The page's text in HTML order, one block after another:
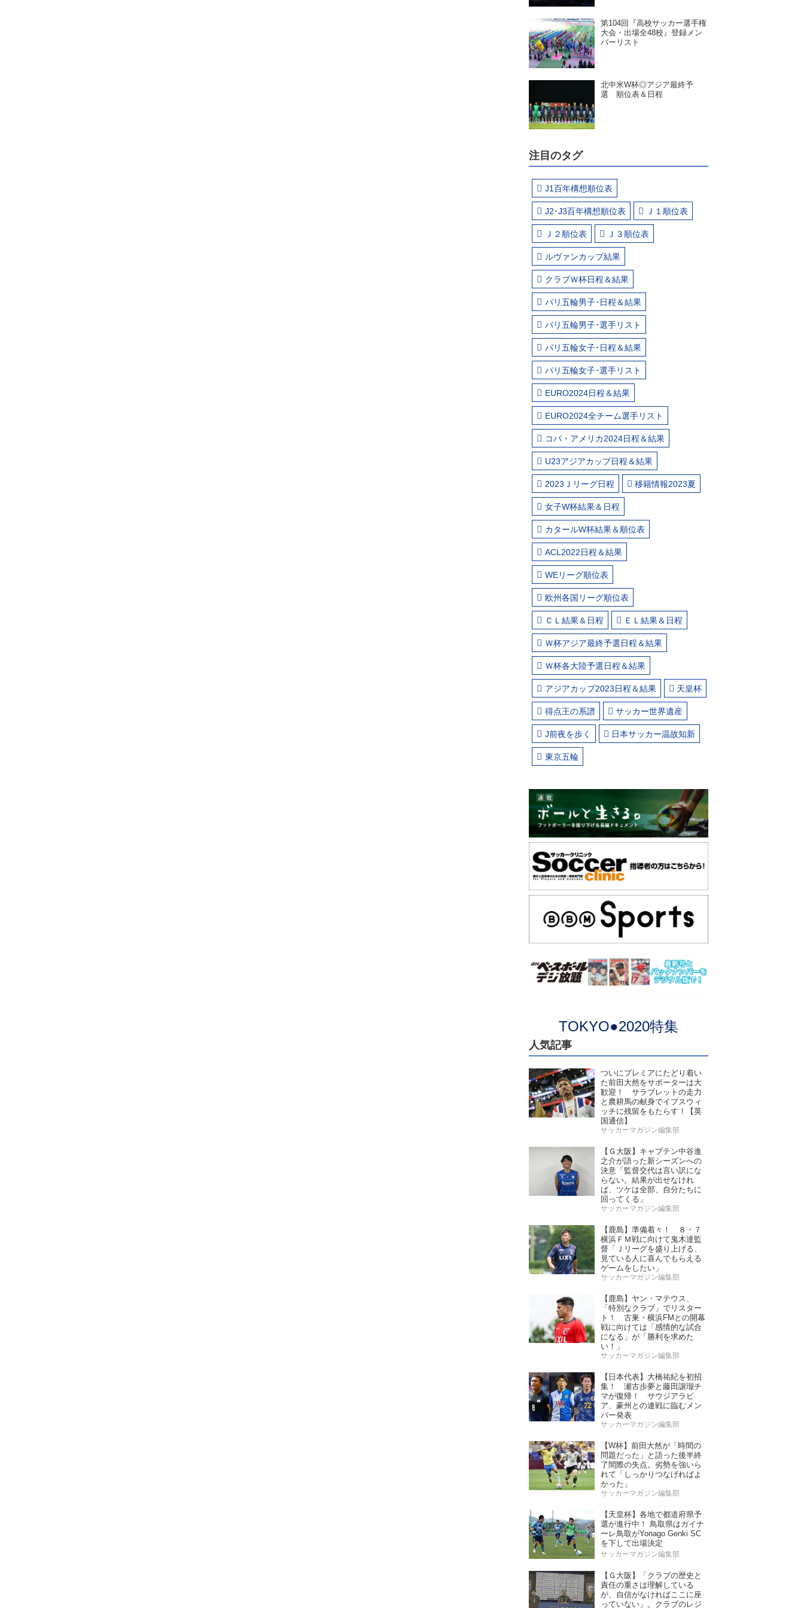
第104回『高校サッカー選手権
大会・出場全48校』登録メン
バーリスト
北中米W杯◎アジア最終予
選 順位表＆日程
注目のタグ
J1百年構想順位表
J2･J3百年構想順位表 Ｊ１順位表
Ｊ２順位表 Ｊ３順位表
ルヴァンカップ結果
クラブＷ杯日程＆結果
パリ五輪男子･日程＆結果
パリ五輪男子･選手リスト
パリ五輪女子･日程＆結果
パリ五輪女子･選手リスト
EURO2024日程＆結果
EURO2024全チーム選手リスト
コパ・アメリカ2024日程＆結果
U23アジアカップ日程＆結果
2023Ｊリーグ日程 移籍情報2023夏
女子W杯結果＆日程
カタールW杯結果＆順位表
ACL2022日程＆結果
WEリーグ順位表
欧州各国リーグ順位表
ＣＬ結果＆日程 ＥＬ結果＆日程
Ｗ杯アジア最終予選日程＆結果
Ｗ杯各大陸予選日程＆結果
アジアカップ2023日程＆結果 天皇杯
得点王の系譜 サッカー世界遺産
J前夜を歩く 日本サッカー温故知新
東京五輪
TOKYO●2020特集
人気記事
ついにプレミアにたどり着い
た前田大然をサポーターは大
歓迎！ サラブレットの走力
と農耕馬の献身でイプスウィ
ッチに残留をもたらす！【英
国通信】
サッカーマガジン編集部
【Ｇ大阪】キャプテン中谷進
之介が語った新シーズンへの
決意「監督交代は言い訳にな
らない。結果が出せなけれ
ば、ツケは全部、自分たちに
回ってくる」
サッカーマガジン編集部
【鹿島】準備着々！ ８・７
横浜ＦＭ戦に向けて鬼木達監
督「Ｊリーグを盛り上げる、
見ている人に喜んでもらえる
ゲームをしたい」
サッカーマガジン編集部
【鹿島】ヤン・マテウス、
「特別なクラブ」でリスター
ト！ 古巣・横浜FMとの開幕
戦に向けては「感情的な試合
になる」が「勝利を求めた
い！」
サッカーマガジン編集部
【日本代表】大橋祐紀を初招
集！ 瀬古歩夢と藤田譲瑠チ
マが復帰！ サウジアラビ
ア、豪州との連戦に臨むメン
バー発表
サッカーマガジン編集部
【W杯】前田大然が「時間の
問題だった」と語った後半終
了間際の失点。劣勢を強いら
れて「しっかりつなげればよ
かった」
サッカーマガジン編集部
【天皇杯】各地で都道府県予
選が進行中！ 鳥取県はガイナ
ーレ鳥取がYonago Genki SC
を下して出場決定
サッカーマガジン編集部
【Ｇ大阪】「クラブの歴史と
責任の重さは理解している
が、自信がなければここに座
っていない」。クラブのレジ